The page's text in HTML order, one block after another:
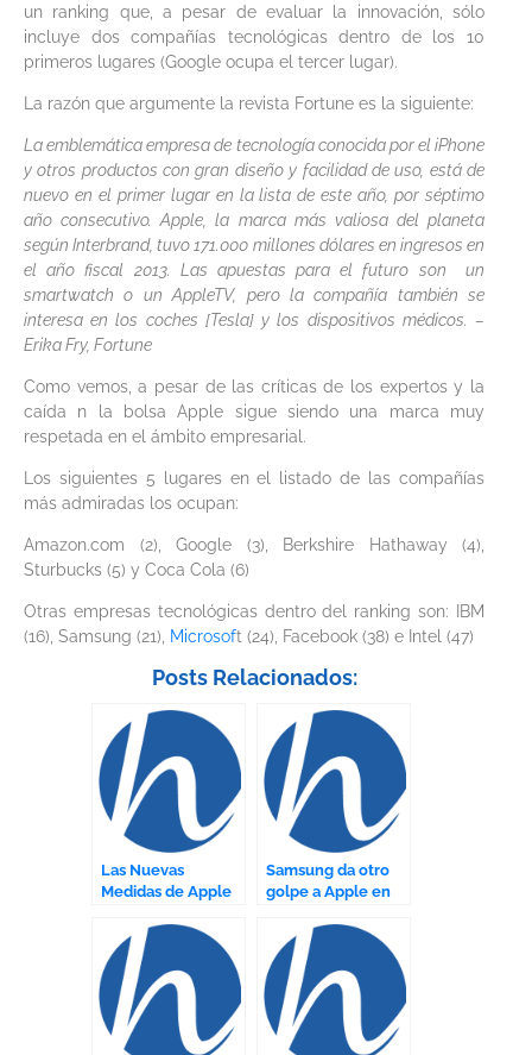
un ranking que, a pesar de evaluar la innovación, sólo
incluye dos compañías tecnológicas dentro de los 10
primeros lugares (Google ocupa el tercer lugar).
La razón que argumente la revista Fortune es la siguiente:
La emblemática empresa de tecnología conocida por el iPhone
y otros productos con gran diseño y facilidad de uso, está de
nuevo en el primer lugar en la lista de este año, por séptimo
año consecutivo. Apple, la marca más valiosa del planeta
según Interbrand, tuvo 171.000 millones dólares en ingresos en
el año fiscal 2013. Las apuestas para el futuro son un
smartwatch o un AppleTV, pero la compañía también se
interesa en los coches [Tesla] y los dispositivos médicos. –
Erika Fry, Fortune
Como vemos, a pesar de las críticas de los expertos y la
caída n la bolsa Apple sigue siendo una marca muy
respetada en el ámbito empresarial.
Los siguientes 5 lugares en el listado de las compañías
más admiradas los ocupan:
Amazon.com (2), Google (3), Berkshire Hathaway (4),
Sturbucks (5) y Coca Cola (6)
Otras empresas tecnológicas dentro del ranking son: IBM
(16), Samsung (21),
Microsoft (24), Facebook (38) e Intel (47)
Posts Relacionados:
Las Nuevas
Medidas de Apple
Seguridad de la
Nube
Samsung da otro
golpe a Apple en